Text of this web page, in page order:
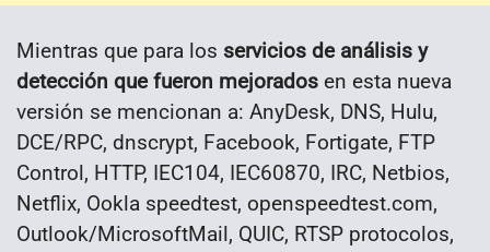
Mientras que para los servicios de análisis y
detección que fueron mejorados en esta nueva
versión se mencionan a: AnyDesk, DNS, Hulu,
DCE/RPC, dnscrypt, Facebook, Fortigate, FTP
Control, HTTP, IEC104, IEC60870, IRC, Netbios,
Netflix, Ookla speedtest, openspeedtest.com,
Outlook/MicrosoftMail, QUIC, RTSP protocolos,